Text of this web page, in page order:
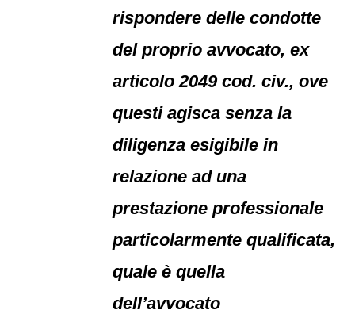
rispondere delle condotte
del proprio avvocato, ex
articolo 2049 cod. civ., ove
questi agisca senza la
diligenza esigibile in
relazione ad una
prestazione professionale
particolarmente qualificata,
quale è quella
dell’avvocato